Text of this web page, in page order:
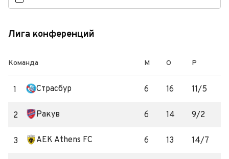
Лига конференций
Команда М О Р
1 Страсбур 6 16 11/5
2 Ракув 6 14 9/2
3 AEK Athens FC 6 13 14/7